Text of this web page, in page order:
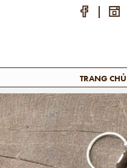
TRANG CHỦ